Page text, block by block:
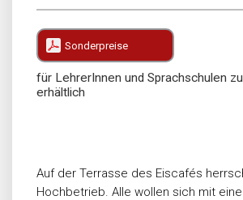
Sonderpreise
für LehrerInnen und Sprachschulen
erhältlich
Auf der Terrasse des Eiscafés
Hochbetrieb. Alle wollen sich mit